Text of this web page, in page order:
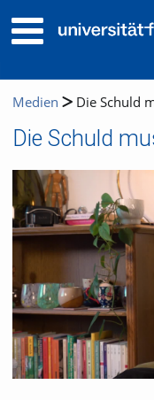
Medien Die Schuld
Die Schuld